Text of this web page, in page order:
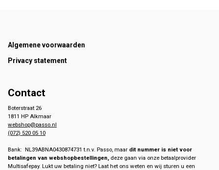
Footer
Algemene voorwaarden
Privacy statement
Contact
Boterstraat 26
1811 HP Alkmaar
webshop@passo.nl
(072) 520 05 10
Bank: NL39ABNA0430874731 t.n.v. Passo, maar dit nummer is niet voor
betalingen van webshopbestellingen, deze gaan via onze betaalprovider
Multisafepay. Lukt uw betaling niet? Laat het ons weten en wij sturen u een